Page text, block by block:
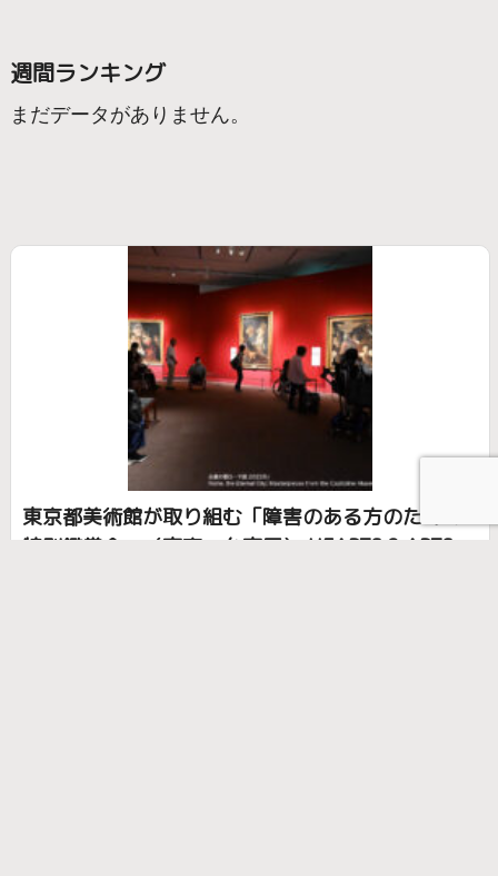
週間ランキング
まだデータがありません。
東京都美術館が取り組む「障害のある方のための
特別鑑賞会」（東京・台東区） HEARTS & ARTS